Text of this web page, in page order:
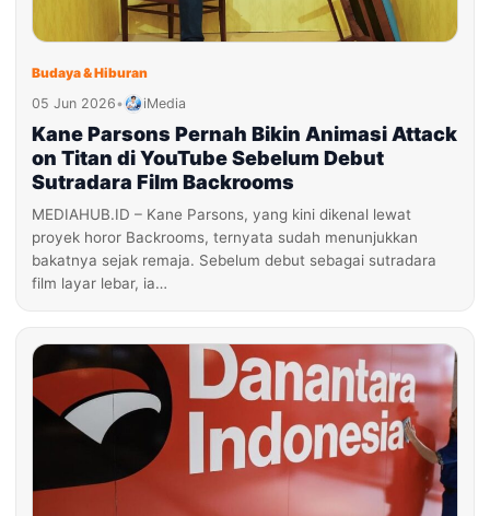
Budaya & Hiburan
05 Jun 2026• iMedia
Kane Parsons Pernah Bikin Animasi Attack
on Titan di YouTube Sebelum Debut
Sutradara Film Backrooms
MEDIAHUB.ID – Kane Parsons, yang kini dikenal lewat
proyek horor Backrooms, ternyata sudah menunjukkan
bakatnya sejak remaja. Sebelum debut sebagai sutradara
film layar lebar, ia…